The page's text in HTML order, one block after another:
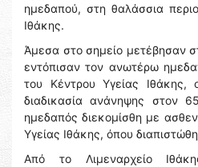
ημεδαπού, στη θαλάσσια
Ιθάκης.
Άμεσα στο σημείο μετέβησαν
εντόπισαν τον ανωτέρω
του Κέντρου Υγείας Ιθάκης,
διαδικασία ανάνηψης στον
ημεδαπός διεκομίσθη με
Υγείας Ιθάκης, όπου
Από το Λιμεναρχείο